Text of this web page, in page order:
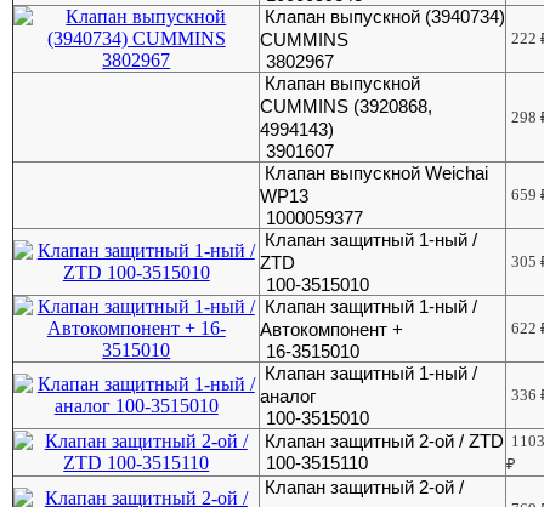
Клапан выпускной (3940734)
CUMMINS
3802967
222
Клапан выпускной
CUMMINS (3920868,
4994143)
3901607
298
Клапан выпускной Weichai
WP13
1000059377
659
Клапан защитный 1-ный /
ZTD
100-3515010
305
Клапан защитный 1-ный /
Автокомпонент +
16-3515010
622
Клапан защитный 1-ный /
аналог
100-3515010
336
Клапан защитный 2-ой / ZTD
100-3515110
₽
Клапан защитный 2-ой /